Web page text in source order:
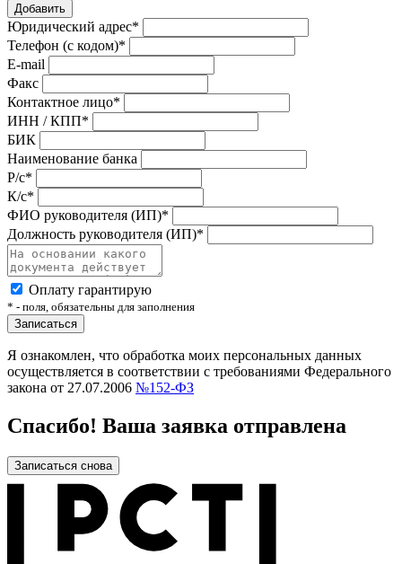
Добавить
Юридический адрес*
Телефон (с кодом)*
E-mail
Факс
Контактное лицо*
ИНН / КПП*
БИК
Наименование банка
Р/с*
К/с*
ФИО руководителя (ИП)*
Должность руководителя (ИП)*
Оплату гарантирую
* - поля, обязательны для заполнения
Записаться
Я ознакомлен, что обработка моих персональных данных
осуществляется в соответствии с требованиями Федерального
закона от 27.07.2006 №152-ФЗ
Спасибо! Ваша заявка отправлена
Записаться снова